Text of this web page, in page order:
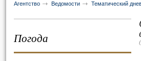
Агентство Ведомости Тематический
Погода